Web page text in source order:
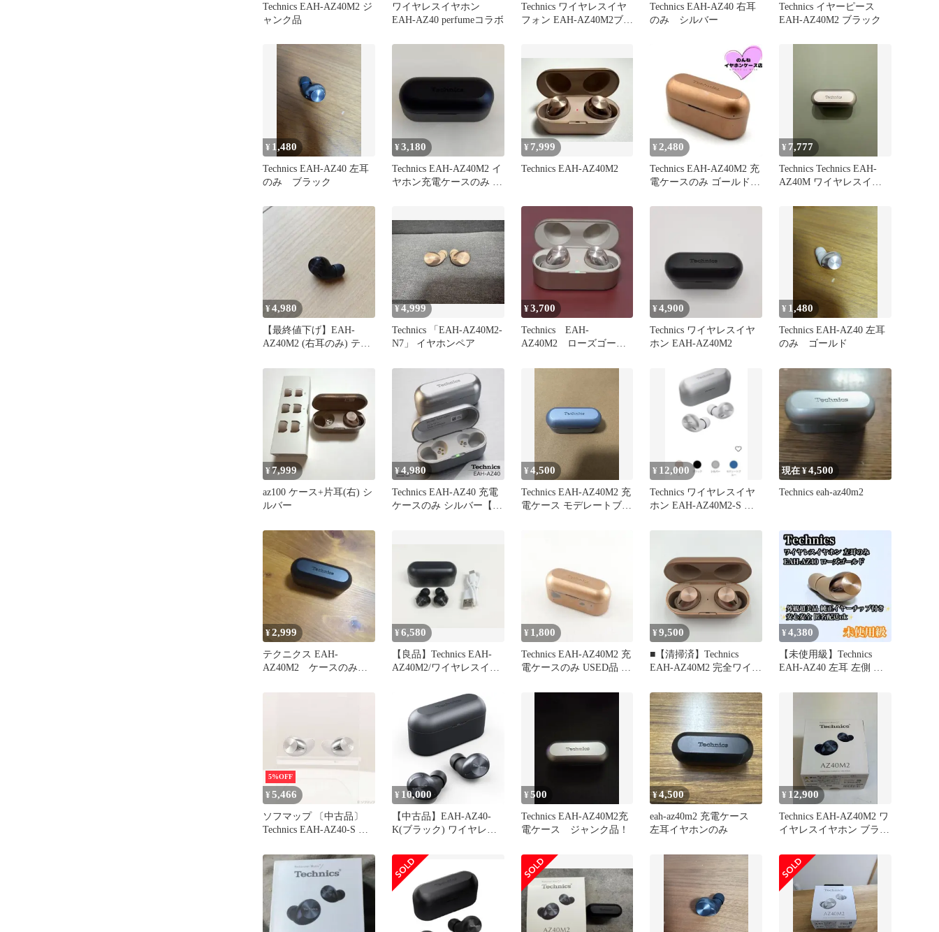
Technics EAH-AZ40M2 ジ
ャンク品
ワイヤレスイヤホン
EAH-AZ40 perfumeコラボ
Technics ワイヤレスイヤ
フォン EAH-AZ40M2ブラ
Technics EAH-AZ40 右耳
のみ シルバー
Technics イヤーピース
EAH-AZ40M2 ブラック
¥ 1,480
Technics EAH-AZ40 左耳
のみ ブラック
¥3,180
Technics EAH-AZ40M2 イ
ヤホン充電ケースのみ ブ
¥ 7,999
Technics EAH-AZ40M2
¥ 2,480
Technics EAH-AZ40M2 充
電ケースのみ ゴールド
¥ 7,777
Technics Technics EAH-
AZ40M ワイヤレスイヤ
¥4,980
【最終値下げ】EAH-
AZ40M2 (右耳のみ) テク
¥4,999
Technics 「EAH-AZ40M2-
N7」 イヤホンペア
¥3,700
Technics EAH-
AZ40M2 ローズゴール
¥4,900
Technics ワイヤレスイヤ
ホン EAH-AZ40M2
¥ 1,480
Technics EAH-AZ40 左耳
のみ ゴールド
¥7,999
az100 ケース+片耳(右) シ
ルバー
¥4,980
Technics EAH-AZ40 充電
ケースのみ シルバー【動
¥4,500
Technics EAH-AZ40M2 充
電ケース モデレートブル
¥ 12,000
Technics ワイヤレスイヤ
ホン EAH-AZ40M2-S 本
現在 ¥4,500
Technics eah-az40m2
¥2,999
テクニクス EAH-
AZ40M2 ケースのみ
¥6,580
【良品】Technics EAH-
AZ40M2/ワイヤレスイヤ
¥ 1,800
Technics EAH-AZ40M2 充
電ケースのみ USED品 完
¥9,500
■【清掃済】Technics
EAH-AZ40M2 完全ワイヤ
ルド
¥4,380
【未使用級】Technics
EAH-AZ40 左耳 左側 ロ
5%OFF
¥5,466
ソフマップ 〔中古品〕
Technics EAH-AZ40-S シ
¥ 10,000
【中古品】EAH-AZ40-
K(ブラック) ワイヤレス
¥500
Technics EAH-AZ40M2充
電ケース ジャンク品！
¥4,500
eah-az40m2 充電ケース
左耳イヤホンのみ
¥ 12,900
Technics EAH-AZ40M2 ワ
イヤレスイヤホン ブラッ